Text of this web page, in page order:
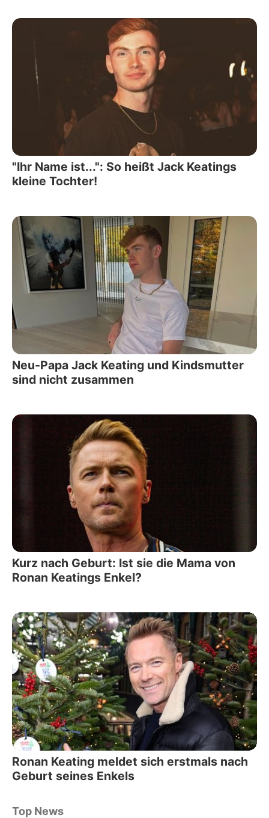
"Ihr Name ist...": So heißt Jack Keatings
kleine Tochter!
Neu-Papa Jack Keating und Kindsmutter
sind nicht zusammen
Kurz nach Geburt: Ist sie die Mama von
Ronan Keatings Enkel?
Ronan Keating meldet sich erstmals nach
Geburt seines Enkels
Top News